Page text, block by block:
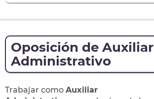
Oposición de Auxiliar
Administrativo
Trabajar como Auxiliar